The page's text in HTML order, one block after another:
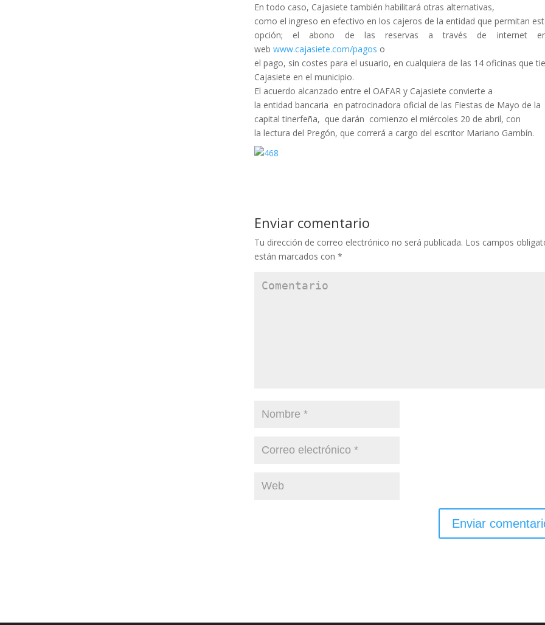
En todo caso, Cajasiete también habilitará otras alternativas,
como el ingreso en efectivo en los cajeros de la entidad que permitan
opción; el abono de las reservas a través de internet
web www.cajasiete.com/pagos o
el pago, sin costes para el usuario, en cualquiera de las 14 oficinas que
Cajasiete en el municipio.
El acuerdo alcanzado entre el OAFAR y Cajasiete convierte a
la entidad bancaria en patrocinadora oficial de las Fiestas de Mayo de la
capital tinerfeña, que darán comienzo el miércoles 20 de abril, con
la lectura del Pregón, que correrá a cargo del escritor Mariano Gambín.
Enviar comentario
Tu dirección de correo electrónico no será publicada. Los campos
están marcados con *